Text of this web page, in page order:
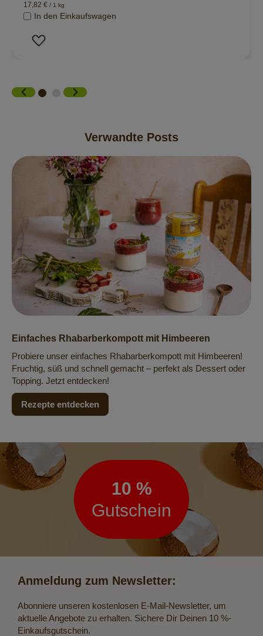
17,82 € / 1 kg
In den Einkaufswagen
Verwandte Posts
Einfaches Rhabarberkompott mit Himbeeren
Probiere unser einfaches Rhabarberkompott mit Himbeeren!
Fruchtig, süß und schnell gemacht – perfekt als Dessert oder
Topping. Jetzt entdecken!
Rezepte entdecken
Newsletter
10 %
Gutschein
Anmeldung zum Newsletter:
Abonniere unseren kostenlosen E-Mail-Newsletter, um
aktuelle Angebote zu erhalten. Sichere Dir Deinen 10 %-
Einkaufsgutschein.